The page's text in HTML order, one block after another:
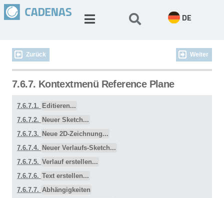
DE
Zurück Weiter
7.6.7. Kontextmenü Reference Plane
7.6.7.1. Editieren...
7.6.7.2. Neuer Sketch...
7.6.7.3. Neue 2D-Zeichnung...
7.6.7.4. Neuer Verlaufs-Sketch...
7.6.7.5. Verlauf erstellen...
7.6.7.6. Text erstellen...
7.6.7.7. Abhängigkeiten